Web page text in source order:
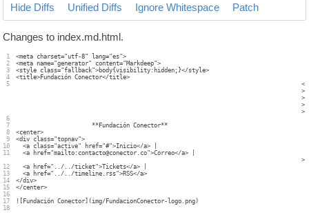
Hide Diffs Unified Diffs Ignore Whitespace Patch
Changes to index.md.html.
1
2
3
4
5
6
7
8
9
10
11
12
13
14
15
16
17
<meta charset="utf-8" lang="es">
<meta name="generator" content="Markdeep">
<style class="fallback">body{visibility:hidden;}</style>
<title>Fundación Conector</title>
                      **Fundación Conector**
<center>
<div class="topnav">
  <a class="active" href="#">Inicio</a> |
  <a href="mailto:contacto@conector.co">Correo</a> |
  <a href="../../ticket">Tickets</a> |
  <a href="../../timeline.rss">RSS</a>
</div>
</center>
![Fundación Conector](img/FundacionConector-logo.png)
<
>
>
>
>
>